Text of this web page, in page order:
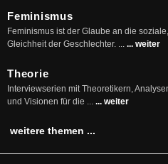
Feminismus
Feminismus ist der Glaube an die
Gleichheit der Geschlechter. ... ... weiter
Theorie
Interviewserien mit Theoretikern,
und Visionen für die ... ... weiter
weitere themen ...